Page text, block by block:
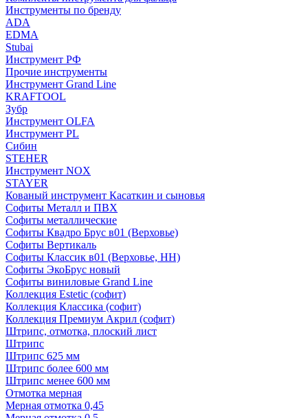
Инструменты по бренду
ADA
EDMA
Stubai
Инструмент РФ
Прочие инструменты
Инструмент Grand Line
KRAFTOOL
Зубр
Инструмент OLFA
Инструмент PL
Сибин
STEHER
Инструмент NOX
STAYER
Кованый инструмент Касаткин и сыновья
Софиты Металл и ПВХ
Софиты металлические
Софиты Квадро Брус в01 (Верховье)
Софиты Вертикаль
Софиты Классик в01 (Верховье, НН)
Софиты ЭкоБрус новый
Софиты виниловые Grand Line
Коллекция Estetic (софит)
Коллекция Классика (софит)
Коллекция Премиум Акрил (софит)
Штрипс, отмотка, плоский лист
Штрипс
Штрипс 625 мм
Штрипс более 600 мм
Штрипс менее 600 мм
Отмотка мерная
Мерная отмотка 0,45